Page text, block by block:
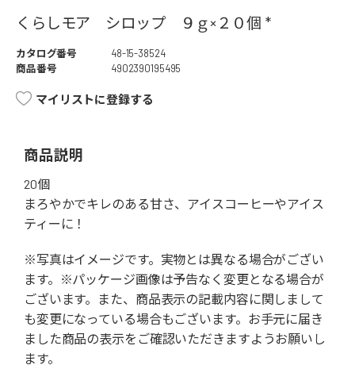
くらしモア シロップ ９ｇ×２０個 *
カタログ番号
48-15-38524
商品番号
4902390195495
マイリストに登録する
商品説明
20個
まろやかでキレのある甘さ、アイスコーヒーやアイス
ティーに！
※写真はイメージです。実物とは異なる場合がござい
ます。※パッケージ画像は予告なく変更となる場合が
ございます。また、商品表示の記載内容に関しまして
も変更になっている場合もございます。お手元に届き
ました商品の表示をご確認いただきますようお願いし
ます。